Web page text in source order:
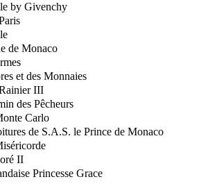
by Givenchy
de Monaco
et des Monnaies
III
des Pêcheurs
Carlo
de S.A.S. le Prince de Monaco
II
Princesse Grace